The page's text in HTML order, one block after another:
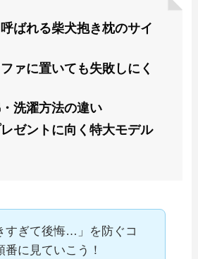
呼ばれる柴犬抱き枕のサイ
ァに置いても失敗しにく
洗濯方法の違い
ゼントに向く特大モデル
すぎて後悔…」を防ぐコ
番に見ていこう！